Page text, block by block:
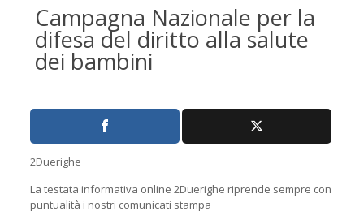
Campagna Nazionale per la
difesa del diritto alla salute
dei bambini
2Duerighe
La testata informativa online 2Duerighe riprende sempre con
puntualità i nostri comunicati stampa